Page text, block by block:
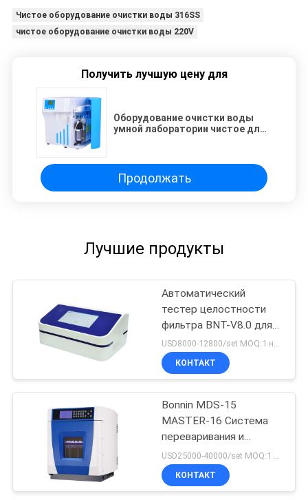
Чистое оборудование очистки воды 316SS
чистое оборудование очистки воды 220V
Получить лучшую цену для
Оборудование очистки воды
умной лаборатории чистое для
Продолжать
Лучшие продукты
Автоматический
тестер целостности
фильтра BNT-V8.0 для
фильтров капсулы и
мембраны
ультрафильтрования
USD8000-12800/set MOQ:1 набор
КОНТАКТ
Bonnin MDS-15
MASTER-16 Система
переваривания и
экстракции микроволн
КОНТАКТ